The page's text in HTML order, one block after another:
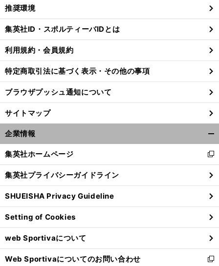
閉
る
推奨環境
集英社ID・スポルティーバIDとは
利用規約・会員規約
特定商取引法に基づく表示・その他の事項
ブラウザプッシュ通知について
サイトマップ
企業情報
閉
る
集英社ホームページ
新
し
い
ウ
ィ
ン
ド
ウ
で
開
く
集英社プライバシーガイドライン
SHUEISHA Privacy Guideline
Setting of Cookies
web Sportivaについて
Web Sportivaについてのお問い合わせ
新